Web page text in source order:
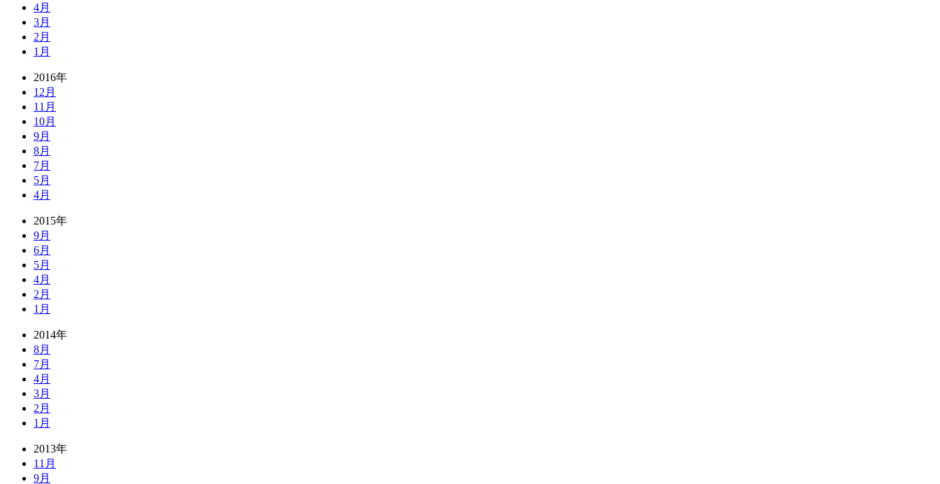
4月
3月
2月
1月
2016年
12月
11月
10月
9月
8月
7月
5月
4月
2015年
9月
6月
5月
4月
2月
1月
2014年
8月
7月
4月
3月
2月
1月
2013年
11月
9月